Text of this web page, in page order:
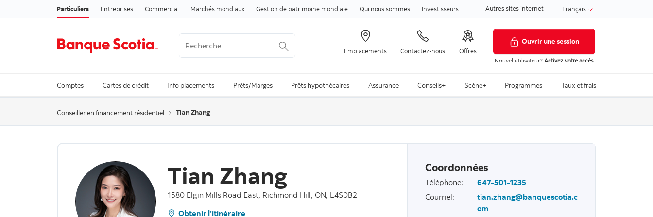
Passer au contenu
Particuliers Entreprises Commercial Marchés mondiaux Gestion de patrimoine mondiale Qui nous sommes Investisseurs Autres sites internet Français
Emplacements Contactez-nous Offres
Ouvrir une session
Nouvel utilisateur?Activez votre accès
Comptes Cartes de crédit Info placements Prêts/Marges Prêts hypothécaires Assurance Conseils+ Scène+ Programmes Taux et frais
Conseiller en financement résidentiel Tian Zhang
Tian Zhang
1580 Elgin Mills Road East, Richmond Hill, ON, L4S0B2
Obtenir l’itinéraire
Coordonnées
Téléphone:
647-501-1235
Courriel:
tian.zhang@banquescotia.c
om